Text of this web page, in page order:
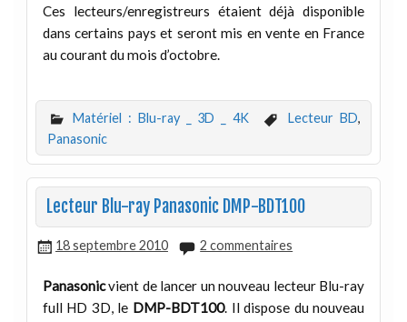
Ces lecteurs/enregistreurs étaient déjà disponible
dans certains pays et seront mis en vente en France
au courant du mois d’octobre.
Matériel : Blu-ray _ 3D _ 4K Lecteur BD,
Panasonic
Lecteur Blu-ray Panasonic DMP-BDT100
18 septembre 2010 2 commentaires
Panasonicvient de lancer un nouveau lecteur Blu-ray
full HD 3D, le DMP-BDT100. Il dispose du nouveau